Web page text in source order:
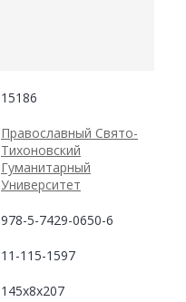
15186
Православный Свято-
Тихоновский
Гуманитарный
Университет
978-5-7429-0650-6
11-115-1597
145x8x207